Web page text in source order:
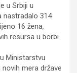
u Srbiji u
nastradalo 314
16 žena,
resursa u borbi
Ministarstvu
mera države